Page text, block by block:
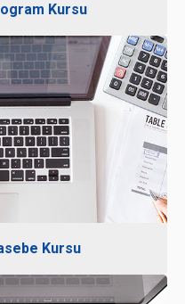
Kursu
Kursu